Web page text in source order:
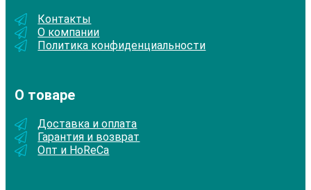
Контакты
О компании
Политика конфиденциальности
О товаре
Доставка и оплата
Гарантия и возврат
Опт и HoReCa